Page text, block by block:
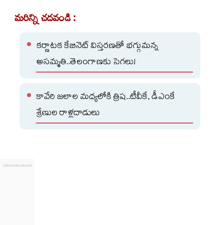
మరిన్ని చదవండి :
కర్ణాటక కేబినెట్ విస్తరణతో భగ్గుమన్న
అసమ్మతి..తెలంగాణకు సెగలు!
కావేరి జలాల మధ్యలోకి త్రిష..టీవీకే, డీఎంకే
శ్రేణుల రాళ్లదాడులు